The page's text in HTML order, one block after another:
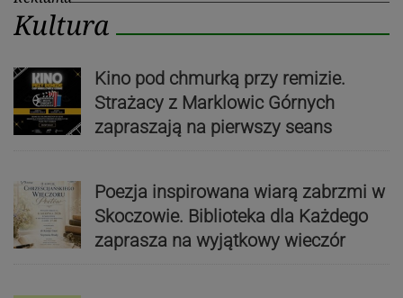
Kultura
Kino pod chmurką przy remizie.
Strażacy z Marklowic Górnych
zapraszają na pierwszy seans
Poezja inspirowana wiarą zabrzmi w
Skoczowie. Biblioteka dla Każdego
zaprasza na wyjątkowy wieczór